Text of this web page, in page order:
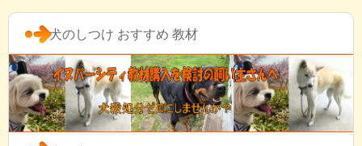
犬のしつけ おすすめ 教材